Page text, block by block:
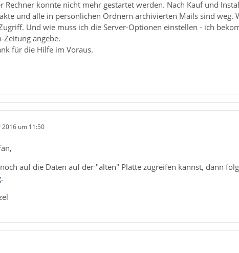
Rechner konnte nicht mehr gestartet werden. Nach Kauf und
und alle in persönlichen Ordnern archivierten Mails sind weg.
Und wie muss ich die Server-Optionen einstellen - ich
Zeitung angebe.
für die Hilfe im Voraus.
2016 um 11:50
auf die Daten auf der "alten" Platte zugreifen kannst, dann
.